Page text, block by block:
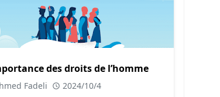
permet de renforcer les liens entre les
des défis auxquels ils font face. Cette
des droits de l’homme
Fadeli 2024/10/4